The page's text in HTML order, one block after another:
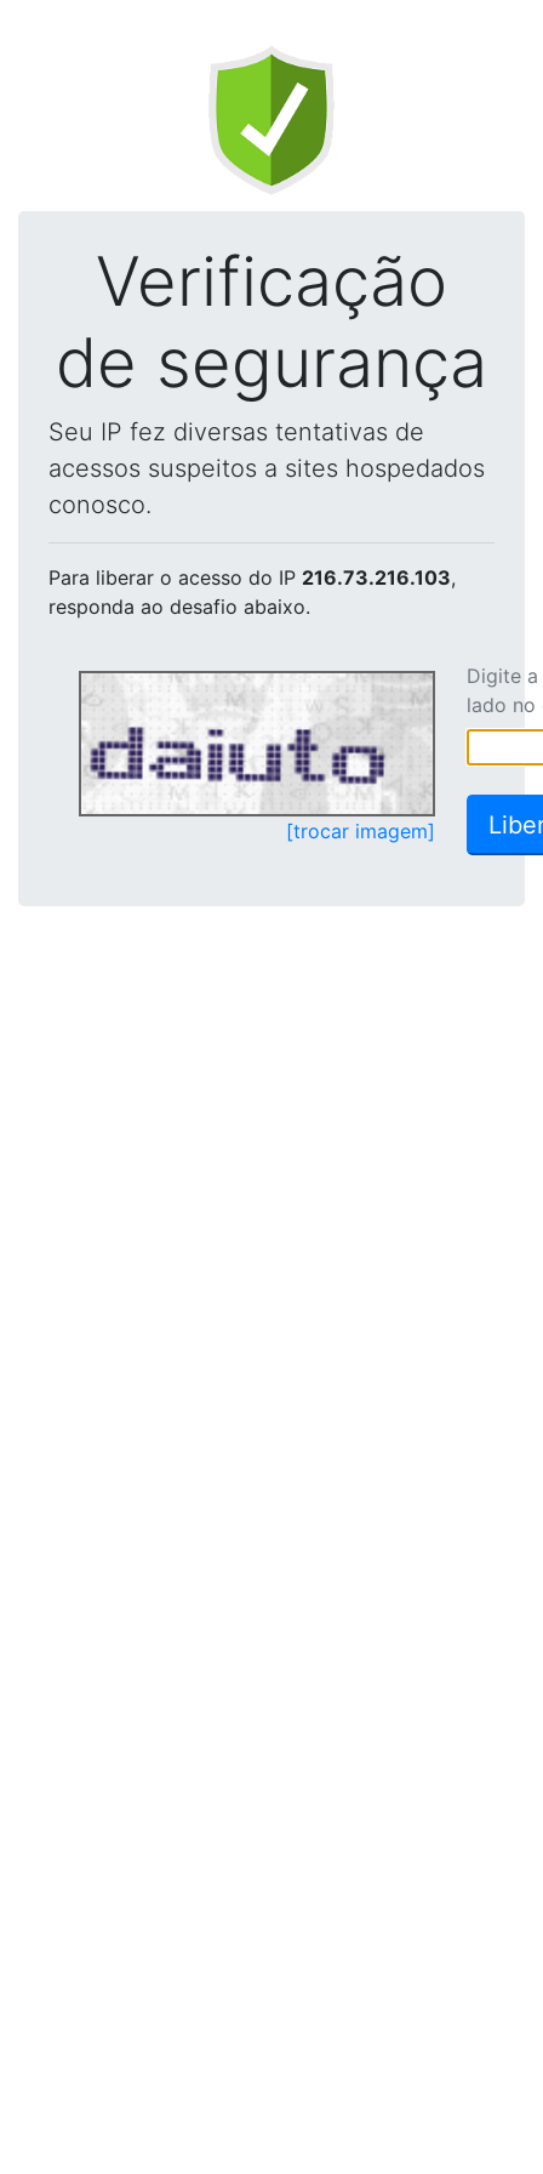
Verificação
de segurança
Seu IP fez diversas tentativas de
acessos suspeitos a sites hospedados
conosco.
Para liberar o acesso do IP 216.73.216.103,
responda ao desafio abaixo.
[trocar imagem]
Digite
lado no